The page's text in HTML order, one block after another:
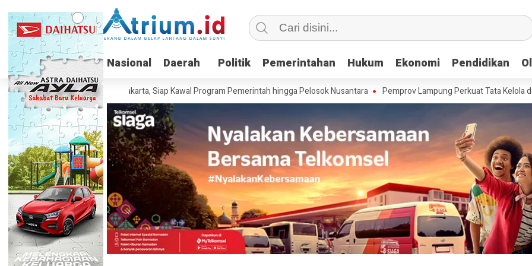
Nasional Daerah Politik Pemerintahan Hukum Ekonomi Pendidikan
Nasional Daerah Politik Pemerintahan Hukum Ekonomi Pendidikan
Resmi Berdiri di Jakarta, Siap Kawal Program Pemerintah hingga Pelosok Nusantara Pemprov Lampung Perkuat Tata Kelola dan